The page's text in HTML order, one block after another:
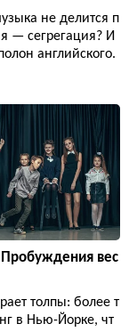
не делится п
— сегрегация? И
английского.
вес
толпы: более т
в Нью-Йорке, чт